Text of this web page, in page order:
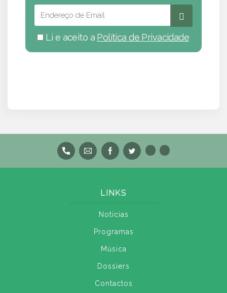
Li e aceito a Política de Privacidade
LINKS
Notícias
Programas
Música
Dossiers
Contactos